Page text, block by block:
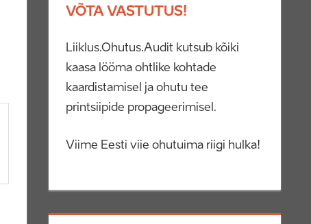
VÕTA VASTUTUS!
Liiklus.Ohutus.Audit kutsub kõiki
kaasa lööma ohtlike kohtade
kaardistamisel ja ohutu tee
printsiipide propageerimisel.
Viime Eesti viie ohutuima riigi hulka!